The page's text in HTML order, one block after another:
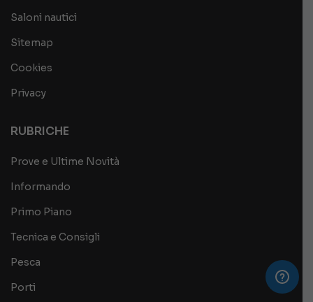
Saloni nautici
Sitemap
Cookies
Privacy
RUBRICHE
Prove e Ultime Novità
Informando
Primo Piano
Tecnica e Consigli
Pesca
Porti